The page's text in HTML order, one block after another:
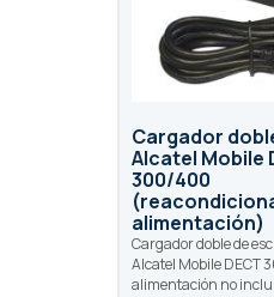
Cargador
Alcatel Mobile
300/400
alimentación)
Cargador doble de
Alcatel Mobile DECT
alimentación no